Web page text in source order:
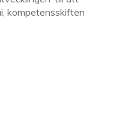
kompetensskiften